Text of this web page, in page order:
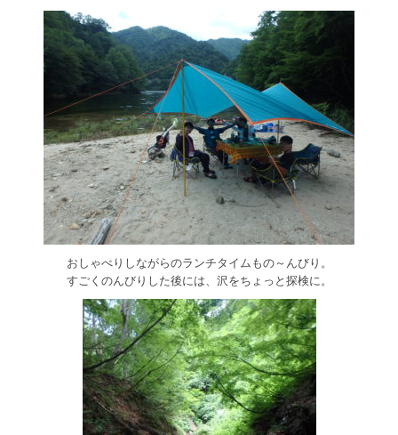
おしゃべりしながらのランチタイムもの～んびり。
すごくのんびりした後には、沢をちょっと探検に。